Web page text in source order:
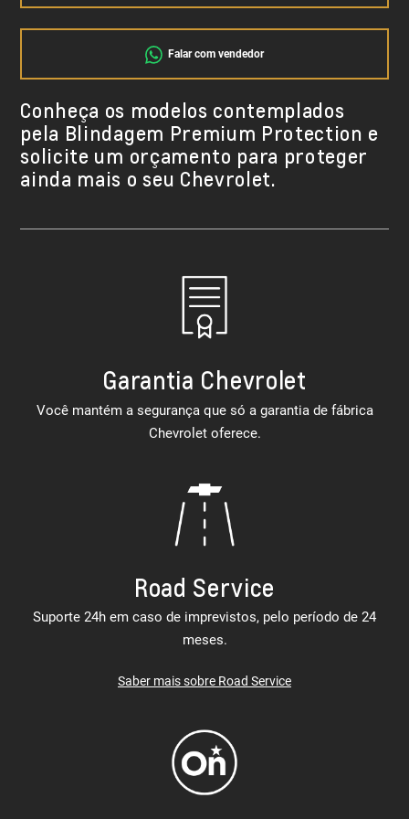
Falar com vendedor
Conheça os modelos contemplados
pela Blindagem Premium Protection e
solicite um orçamento para proteger
ainda mais o seu Chevrolet.
Garantia Chevrolet
Você mantém a segurança que só a garantia de fábrica
Chevrolet oferece.
Road Service
Suporte 24h em caso de imprevistos, pelo período de 24
meses.
Saber mais sobre Road Service